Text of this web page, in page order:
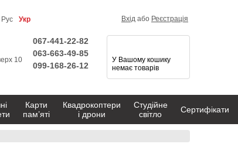
Рус Укр Вхідабо Реєстрація
10
067-441-22-82
063-663-49-85
099-168-26-12
У Вашому кошику
немає товарів
Карти
пам’яті
Квадрокоптери
і дрони
Студійне
світло
Сертифікати